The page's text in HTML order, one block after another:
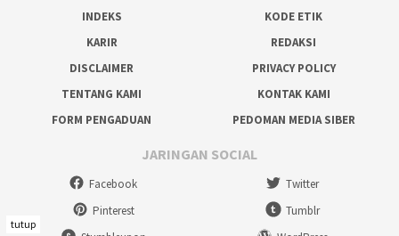
INDEKS
KODE ETIK
KARIR
REDAKSI
DISCLAIMER
PRIVACY POLICY
TENTANG KAMI
KONTAK KAMI
FORM PENGADUAN
PEDOMAN MEDIA SIBER
JARINGAN SOCIAL
Facebook
Twitter
Pinterest
Tumblr
tutup